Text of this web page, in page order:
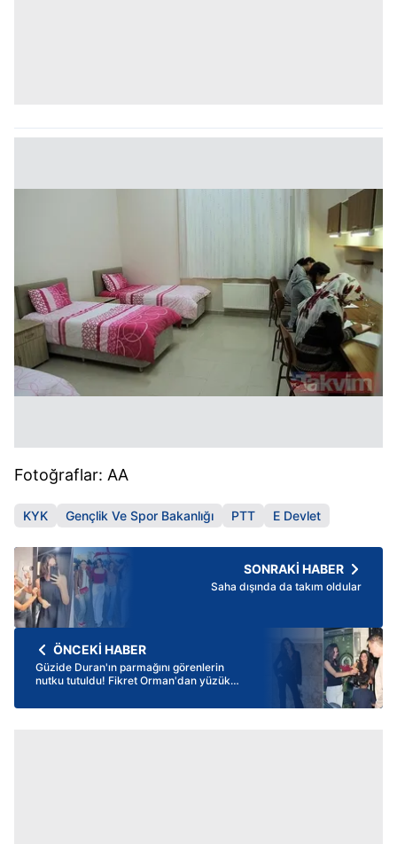
Fotoğraflar: AA
KYK Gençlik Ve Spor Bakanlığı PTT E Devlet
SONRAKİ HABER
Saha dışında da takım oldular
ÖNCEKİ HABER
Güzide Duran'ın parmağını görenlerin
nutku tutuldu! Fikret Orman'dan yüzük